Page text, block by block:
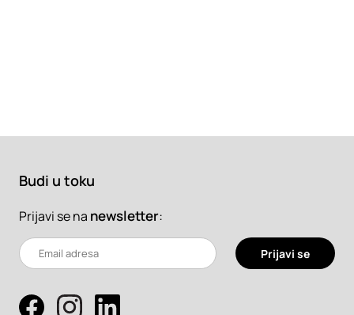
Budi u toku
Prijavi se na newsletter:
Prijavi se